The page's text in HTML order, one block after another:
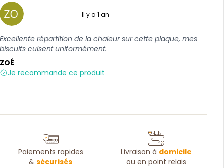
Il y a 1 an
Excellente répartition de la chaleur sur cette plaque, mes
biscuits cuisent uniformément.
ZOÉ
Je recommande ce produit
Paiements rapides
&sécurisés
Livraison à domicile
ou en point relais